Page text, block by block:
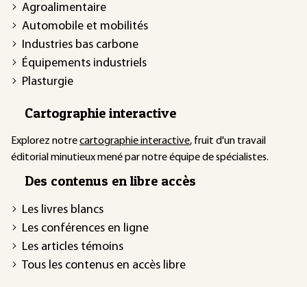
Agroalimentaire
Automobile et mobilités
Industries bas carbone
Équipements industriels
Plasturgie
Cartographie interactive
Explorez notrecartographie interactive, fruit d'un travail
éditorial minutieux mené par notre équipe de spécialistes.
Des contenus en libre accès
Les livres blancs
Les conférences en ligne
Les articles témoins
Tous les contenus en accès libre